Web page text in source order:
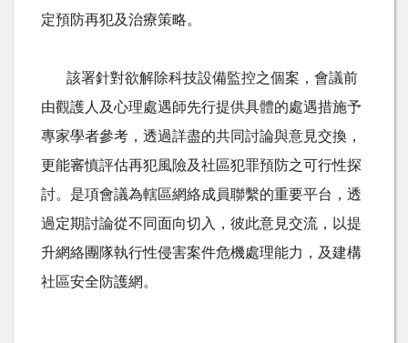
定預防再犯及治療策略。
該署針對欲解除科技設備監控之個案，會議前
由觀護人及心理處遇師先行提供具體的處遇措施予
專家學者參考，透過詳盡的共同討論與意見交換，
更能審慎評估再犯風險及社區犯罪預防之可行性探
討。是項會議為轄區網絡成員聯繫的重要平台，透
過定期討論從不同面向切入，彼此意見交流，以提
升網絡團隊執行性侵害案件危機處理能力，及建構
社區安全防護網。